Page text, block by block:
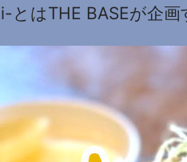
とはTHE BASEが企画